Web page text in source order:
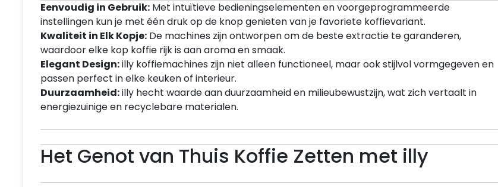
Eenvoudig in Gebruik:Met intuïtieve bedieningselementen en voorgeprogrammeerde
instellingen kun je met één druk op de knop genieten van je favoriete koffievariant.
Kwaliteit in Elk Kopje:De machines zijn ontworpen om de beste extractie te garanderen,
waardoor elke kop koffie rijk is aan aroma en smaak.
Elegant Design:illy koffiemachines zijn niet alleen functioneel, maar ook stijlvol vormgegeven en
passen perfect in elke keuken of interieur.
Duurzaamheid:illy hecht waarde aan duurzaamheid en milieubewustzijn, wat zich vertaalt in
energiezuinige en recyclebare materialen.
Het Genot van Thuis Koffie Zetten met illy